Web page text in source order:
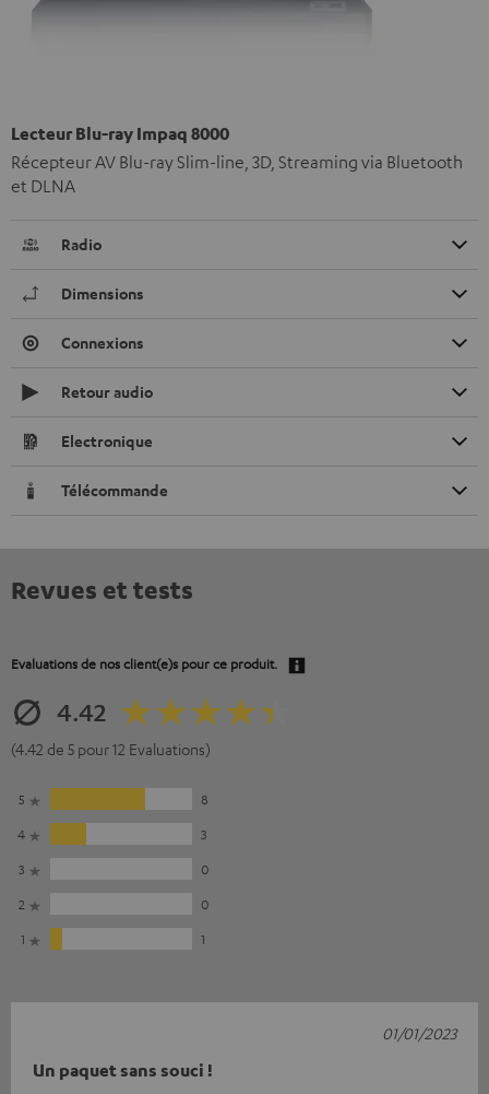
Lecteur Blu-ray Impaq 8000
Récepteur AV Blu-ray Slim-line, 3D, Streaming via Bluetooth
et DLNA
Radio
Dimensions
Connexions
Retour audio
Electronique
Télécommande
Revues et tests
Evaluations de nos client(e)s pour ce produit.
4.42
(4.42 de 5 pour 12 Evaluations)
5
8
4
3
3
0
2
0
1
1
Un paquet sans souci !
01/01/2023